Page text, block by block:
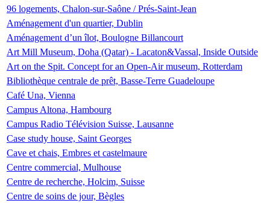
96 logements, Chalon-sur-Saône / Prés-Saint-Jean
Aménagement d'un quartier, Dublin
Aménagement d’un îlot, Boulogne Billancourt
Art Mill Museum, Doha (Qatar) - Lacaton&Vassal, Inside Outside
Art on the Spit. Concept for an Open-Air museum, Rotterdam
Bibliothèque centrale de prêt, Basse-Terre Guadeloupe
Café Una, Vienna
Campus Altona, Hambourg
Campus Radio Télévision Suisse, Lausanne
Case study house, Saint Georges
Cave et chais, Embres et castelmaure
Centre commercial, Mulhouse
Centre de recherche, Holcim, Suisse
Centre de soins de jour, Bègles